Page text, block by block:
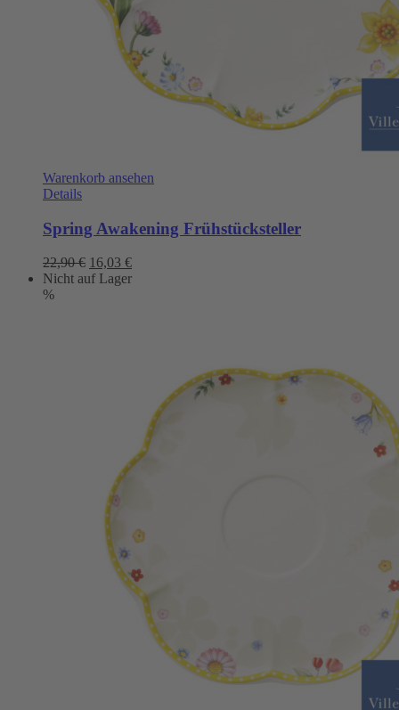
Warenkorb ansehen
Details
Spring Awakening Frühstücksteller
22,90€ Ursprünglicher
Preis
16,03 €Aktueller
Preis
Nicht auf Lager
%